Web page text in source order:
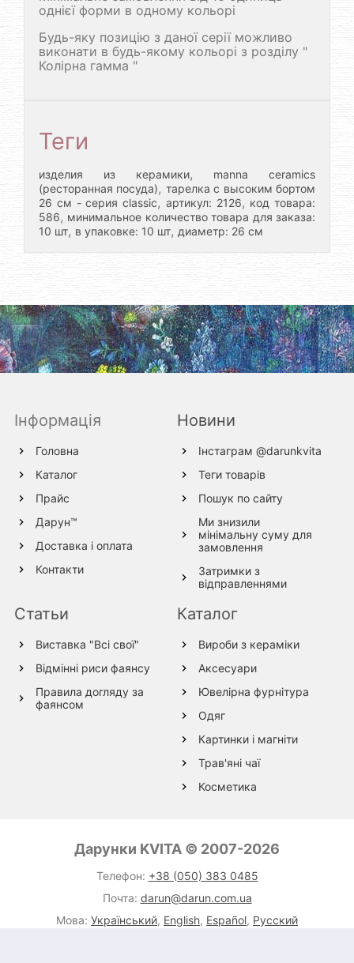
однієї форми в одному кольорі
Будь-яку позицію з даної серії можливо
виконати в будь-якому кольорі з розділу "
Колірна гамма "
Теги
изделия из керамики,
manna ceramics
(ресторанная посуда), тарелка с высоким бортом
26 см - серия classic, артикул: 2126, код товара:
586, минимальное количество товара для заказа:
10 шт, в упаковке: 10 шт, диаметр: 26 см
Інформація
Головна
Каталог
Прайс
Дарун™
Доставка і оплата
Контакти
Новини
Інстаграм @darunkvita
Теги товарів
Пошук по сайту
Ми знизили
мінімальну суму для
замовлення
Затримки з
відправленнями
Статьи
Виставка "Всі свої"
Відмінні риси фаянсу
Правила догляду за
фаянсом
Каталог
Вироби з кераміки
Аксесуари
Ювелірна фурнітура
Одяг
Картинки і магніти
Трав'яні чаї
Косметика
Вироби з вовни
Вироби зі скла
Вироби зі шкіри
Дарунки KVITA © 2007-2026
Телефон: +38 (050) 383 0485
Почта: darun@darun.com.ua
Мова: Український, English, Español, Русский